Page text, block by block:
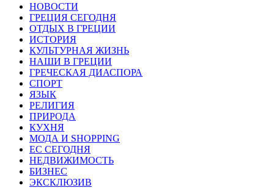
НОВОСТИ
ГРЕЦИЯ СЕГОДНЯ
ОТДЫХ В ГРЕЦИИ
ИСТОРИЯ
КУЛЬТУРНАЯ ЖИЗНЬ
НАШИ В ГРЕЦИИ
ГРЕЧЕСКАЯ ДИАСПОРА
СПОРТ
ЯЗЫК
РЕЛИГИЯ
ПРИРОДА
КУХНЯ
МОДА И SHOPPING
ЕС СЕГОДНЯ
НЕДВИЖИМОСТЬ
БИЗНЕС
ЭКСКЛЮЗИВ